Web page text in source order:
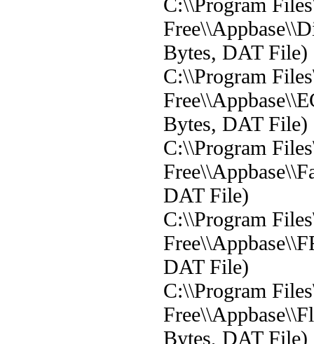
Bytes, DAT File)
C:\\Program
Bytes, DAT File)
C:\\Program
DAT File)
C:\\Program
DAT File)
C:\\Program
Bytes, DAT File)